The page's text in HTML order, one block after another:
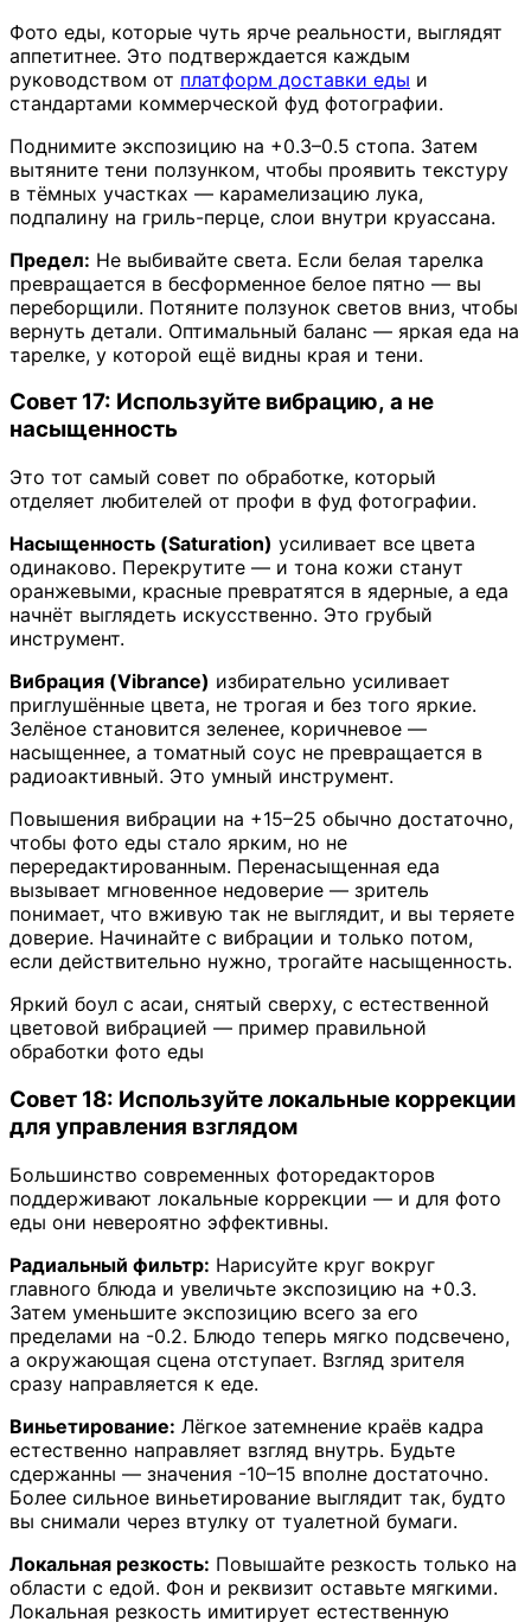
Фото еды, которые чуть ярче реальности, выглядят
аппетитнее. Это подтверждается каждым
руководством от платформ доставки еды и
стандартами коммерческой фуд фотографии.
Поднимите экспозицию на +0.3–0.5 стопа. Затем
вытяните тени ползунком, чтобы проявить текстуру
в тёмных участках — карамелизацию лука,
подпалину на гриль-перце, слои внутри круассана.
Предел: Не выбивайте света. Если белая тарелка
превращается в бесформенное белое пятно — вы
переборщили. Потяните ползунок светов вниз, чтобы
вернуть детали. Оптимальный баланс — яркая еда на
тарелке, у которой ещё видны края и тени.
Совет 17: Используйте вибрацию, а не
насыщенность
Это тот самый совет по обработке, который
отделяет любителей от профи в фуд фотографии.
Насыщенность (Saturation) усиливает все цвета
одинаково. Перекрутите — и тона кожи станут
оранжевыми, красные превратятся в ядерные, а еда
начнёт выглядеть искусственно. Это грубый
инструмент.
Вибрация (Vibrance) избирательно усиливает
приглушённые цвета, не трогая и без того яркие.
Зелёное становится зеленее, коричневое —
насыщеннее, а томатный соус не превращается в
радиоактивный. Это умный инструмент.
Повышения вибрации на +15–25 обычно достаточно,
чтобы фото еды стало ярким, но не
перередактированным. Перенасыщенная еда
вызывает мгновенное недоверие — зритель
понимает, что вживую так не выглядит, и вы теряете
доверие. Начинайте с вибрации и только потом,
если действительно нужно, трогайте насыщенность.
Яркий боул с асаи, снятый сверху, с естественной
цветовой вибрацией — пример правильной
обработки фото еды
Совет 18: Используйте локальные коррекции
для управления взглядом
Большинство современных фоторедакторов
поддерживают локальные коррекции — и для фото
еды они невероятно эффективны.
Радиальный фильтр: Нарисуйте круг вокруг
главного блюда и увеличьте экспозицию на +0.3.
Затем уменьшите экспозицию всего за его
пределами на -0.2. Блюдо теперь мягко подсвечено,
а окружающая сцена отступает. Взгляд зрителя
сразу направляется к еде.
Виньетирование: Лёгкое затемнение краёв кадра
естественно направляет взгляд внутрь. Будьте
сдержанны — значения -10–15 вполне достаточно.
Более сильное виньетирование выглядит так, будто
вы снимали через втулку от туалетной бумаги.
Локальная резкость: Повышайте резкость только на
области с едой. Фон и реквизит оставьте мягкими.
Локальная резкость имитирует естественную